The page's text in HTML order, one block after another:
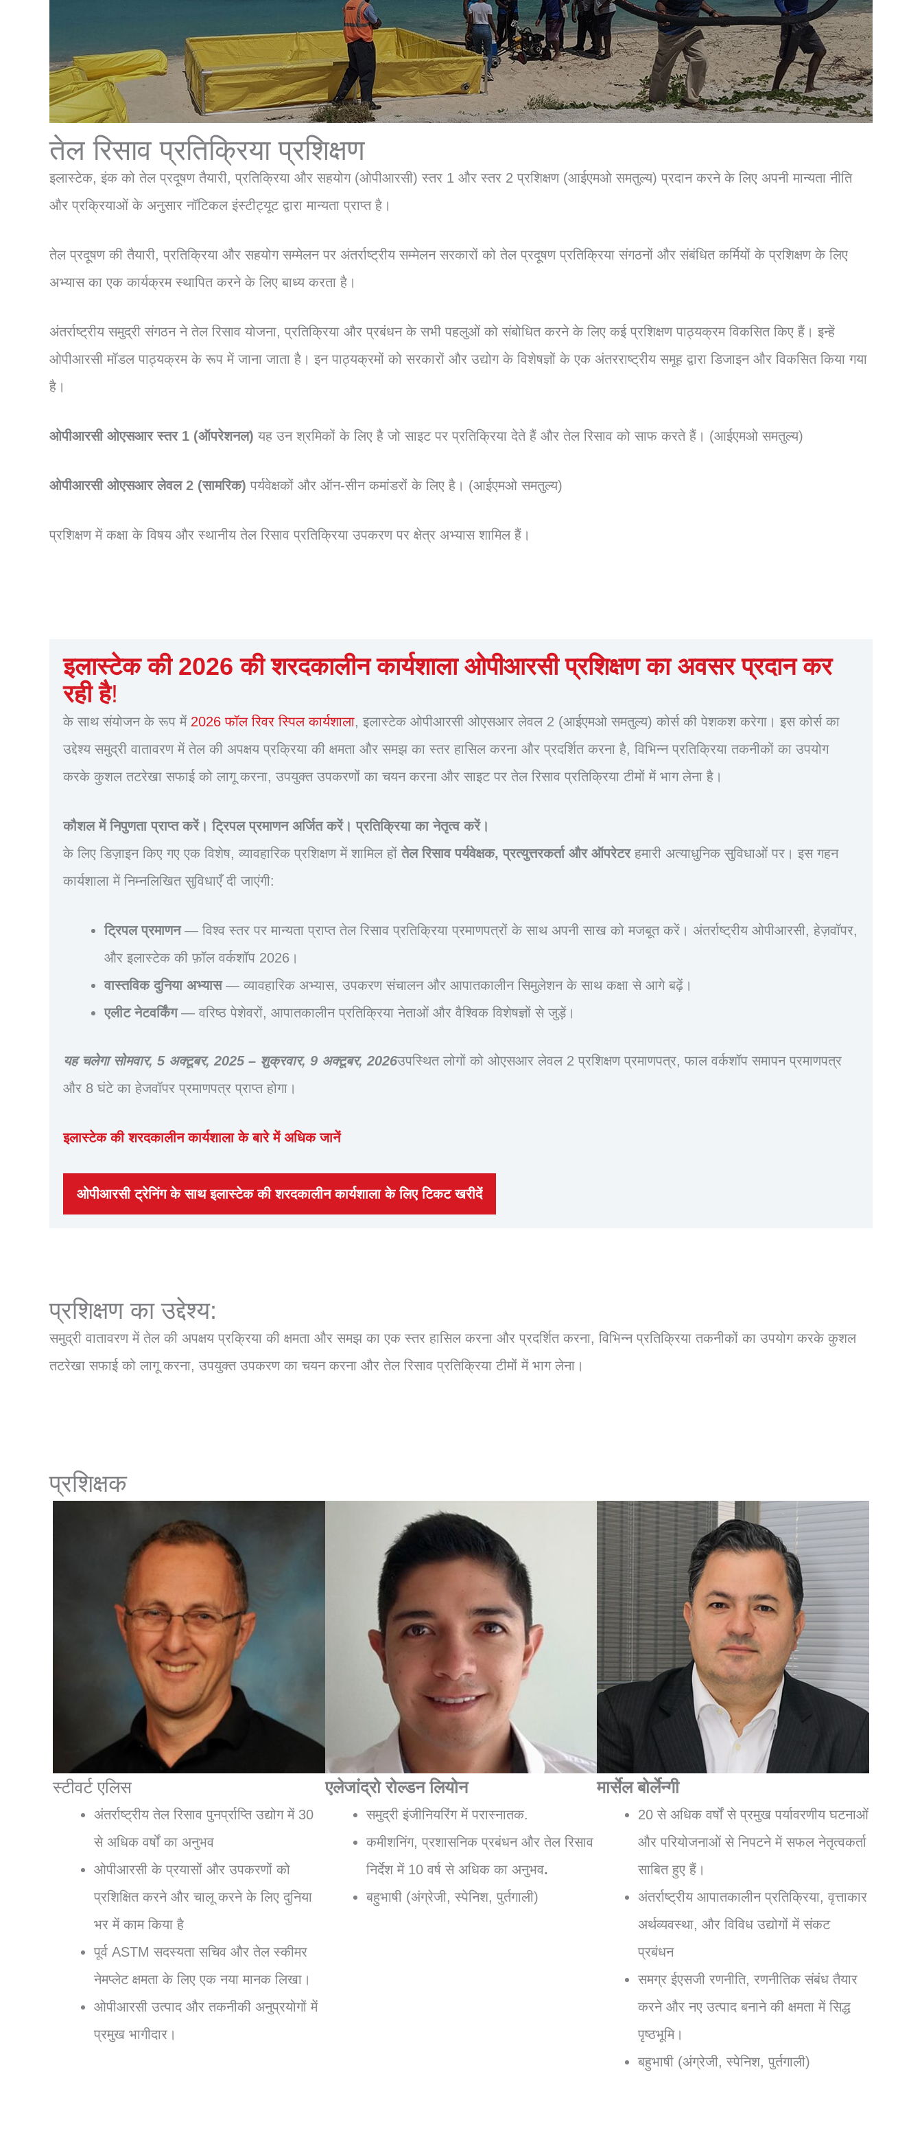
तेल रिसाव प्रतिक्रिया प्रशिक्षण
इलास्टेक, इंक को तेल प्रदूषण तैयारी, प्रतिक्रिया और सहयोग (ओपीआरसी) स्तर 1 और स्तर 2 प्रशिक्षण (आईएमओ समतुल्य) प्रदान करने के लिए अपनी मान्यता नीति
और प्रक्रियाओं के अनुसार नॉटिकल इंस्टीट्यूट द्वारा मान्यता प्राप्त है।
तेल प्रदूषण की तैयारी, प्रतिक्रिया और सहयोग सम्मेलन पर अंतर्राष्ट्रीय सम्मेलन सरकारों को तेल प्रदूषण प्रतिक्रिया संगठनों और संबंधित कर्मियों के प्रशिक्षण के लिए
अभ्यास का एक कार्यक्रम स्थापित करने के लिए बाध्य करता है।
अंतर्राष्ट्रीय समुद्री संगठन ने तेल रिसाव योजना, प्रतिक्रिया और प्रबंधन के सभी पहलुओं को संबोधित करने के लिए कई प्रशिक्षण पाठ्यक्रम विकसित किए हैं। इन्हें
ओपीआरसी मॉडल पाठ्यक्रम के रूप में जाना जाता है। इन पाठ्यक्रमों को सरकारों और उद्योग के विशेषज्ञों के एक अंतरराष्ट्रीय समूह द्वारा डिजाइन और विकसित किया गया
है।
ओपीआरसी ओएसआर स्तर 1 (ऑपरेशनल) यह उन श्रमिकों के लिए है जो साइट पर प्रतिक्रिया देते हैं और तेल रिसाव को साफ करते हैं। (आईएमओ समतुल्य)
ओपीआरसी ओएसआर लेवल 2 (सामरिक)पर्यवेक्षकों और ऑन-सीन कमांडरों के लिए है। (आईएमओ समतुल्य)
प्रशिक्षण में कक्षा के विषय और स्थानीय तेल रिसाव प्रतिक्रिया उपकरण पर क्षेत्र अभ्यास शामिल हैं।
इलास्टेक की 2026 की शरदकालीन कार्यशाला ओपीआरसी प्रशिक्षण का अवसर प्रदान कर
रही है!
के साथ संयोजन के रूप में 2026 फॉल रिवर स्पिल कार्यशाला, इलास्टेक ओपीआरसी ओएसआर लेवल 2 (आईएमओ समतुल्य) कोर्स की पेशकश करेगा। इस कोर्स का
उद्देश्य समुद्री वातावरण में तेल की अपक्षय प्रक्रिया की क्षमता और समझ का स्तर हासिल करना और प्रदर्शित करना है, विभिन्न प्रतिक्रिया तकनीकों का उपयोग
करके कुशल तटरेखा सफाई को लागू करना, उपयुक्त उपकरणों का चयन करना और साइट पर तेल रिसाव प्रतिक्रिया टीमों में भाग लेना है।
कौशल में निपुणता प्राप्त करें। ट्रिपल प्रमाणन अर्जित करें। प्रतिक्रिया का नेतृत्व करें।
के लिए डिज़ाइन किए गए एक विशेष, व्यावहारिक प्रशिक्षण में शामिल होंतेल रिसाव पर्यवेक्षक, प्रत्युत्तरकर्ता और ऑपरेटरहमारी अत्याधुनिक सुविधाओं पर। इस गहन
कार्यशाला में निम्नलिखित सुविधाएँ दी जाएंगी:
ट्रिपल प्रमाणन— विश्व स्तर पर मान्यता प्राप्त तेल रिसाव प्रतिक्रिया प्रमाणपत्रों के साथ अपनी साख को मजबूत करें। अंतर्राष्ट्रीय ओपीआरसी, हेज़वॉपर,
और इलास्टेक की फ़ॉल वर्कशॉप 2026।
वास्तविक दुनिया अभ्यास— व्यावहारिक अभ्यास, उपकरण संचालन और आपातकालीन सिमुलेशन के साथ कक्षा से आगे बढ़ें।
एलीट नेटवर्किंग— वरिष्ठ पेशेवरों, आपातकालीन प्रतिक्रिया नेताओं और वैश्विक विशेषज्ञों से जुड़ें।
यह चलेगासोमवार, 5 अक्टूबर, 2025 – शुक्रवार, 9 अक्टूबर, 2026उपस्थित लोगों को ओएसआर लेवल 2 प्रशिक्षण प्रमाणपत्र, फाल वर्कशॉप समापन प्रमाणपत्र
और 8 घंटे का हेजवॉपर प्रमाणपत्र प्राप्त होगा।
इलास्टेक की शरदकालीन कार्यशाला के बारे में अधिक जानें
ओपीआरसी ट्रेनिंग के साथ इलास्टेक की शरदकालीन कार्यशाला के लिए टिकट खरीदें
प्रशिक्षण का उद्देश्य:
समुद्री वातावरण में तेल की अपक्षय प्रक्रिया की क्षमता और समझ का एक स्तर हासिल करना और प्रदर्शित करना, विभिन्न प्रतिक्रिया तकनीकों का उपयोग करके कुशल
तटरेखा सफाई को लागू करना, उपयुक्त उपकरण का चयन करना और तेल रिसाव प्रतिक्रिया टीमों में भाग लेना।
प्रशिक्षक
स्टीवर्ट एलिस
अंतर्राष्ट्रीय तेल रिसाव पुनर्प्राप्ति उद्योग में 30
से अधिक वर्षों का अनुभव
ओपीआरसी के प्रयासों और उपकरणों को
प्रशिक्षित करने और चालू करने के लिए दुनिया
भर में काम किया है
पूर्व ASTM सदस्यता सचिव और तेल स्कीमर
नेमप्लेट क्षमता के लिए एक नया मानक लिखा।
ओपीआरसी उत्पाद और तकनीकी अनुप्रयोगों में
प्रमुख भागीदार।
एलेजांद्रो रोल्डन लियोन
समुद्री इंजीनियरिंग में परास्नातक.
कमीशनिंग, प्रशासनिक प्रबंधन और तेल रिसाव
निर्देश में 10 वर्ष से अधिक का अनुभव.
बहुभाषी (अंग्रेजी, स्पेनिश, पुर्तगाली)
मार्सेल बोर्लेन्गी
20 से अधिक वर्षों से प्रमुख पर्यावरणीय घटनाओं
और परियोजनाओं से निपटने में सफल नेतृत्वकर्ता
साबित हुए हैं।
अंतर्राष्ट्रीय आपातकालीन प्रतिक्रिया, वृत्ताकार
अर्थव्यवस्था, और विविध उद्योगों में संकट
प्रबंधन
समग्र ईएसजी रणनीति, रणनीतिक संबंध तैयार
करने और नए उत्पाद बनाने की क्षमता में सिद्ध
पृष्ठभूमि।
बहुभाषी (अंग्रेजी, स्पेनिश, पुर्तगाली)